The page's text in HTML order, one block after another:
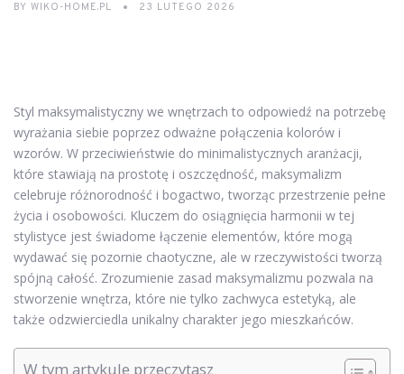
BY WIKO-HOME.PL 23 LUTEGO 2026
Styl maksymalistyczny we wnętrzach to odpowiedź na potrzebę
wyrażania siebie poprzez odważne połączenia kolorów i
wzorów. W przeciwieństwie do minimalistycznych aranżacji,
które stawiają na prostotę i oszczędność, maksymalizm
celebruje różnorodność i bogactwo, tworząc przestrzenie pełne
życia i osobowości. Kluczem do osiągnięcia harmonii w tej
stylistyce jest świadome łączenie elementów, które mogą
wydawać się pozornie chaotyczne, ale w rzeczywistości tworzą
spójną całość. Zrozumienie zasad maksymalizmu pozwala na
stworzenie wnętrza, które nie tylko zachwyca estetyką, ale
także odzwierciedla unikalny charakter jego mieszkańców.
W tym artykule przeczytasz